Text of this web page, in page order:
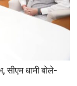
सीएम धामी बोले-